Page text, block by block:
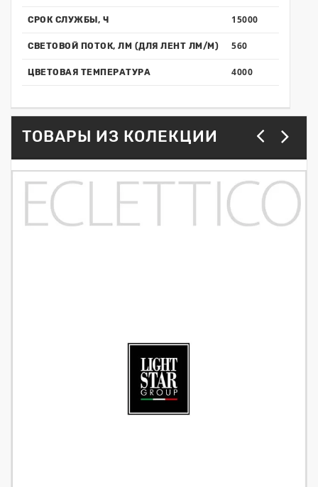
СРОК СЛУЖБЫ, Ч 15000
СВЕТОВОЙ ПОТОК, ЛМ (ДЛЯ ЛЕНТ ЛМ/М) 560
ЦВЕТОВАЯ ТЕМПЕРАТУРА 4000
ТОВАРЫ ИЗ КОЛЕКЦИИ